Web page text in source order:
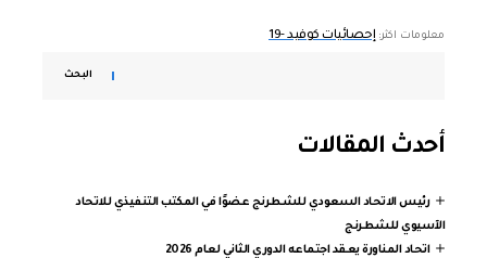
معلومات اكثر:إحصائيات كوفيد -19
البحث
أحدث المقالات
رئيس الاتحاد السعودي للشطرنج عضوًا في المكتب التنفيذي للاتحاد
الآسيوي للشطرنج
اتحاد المناورة يعقد اجتماعه الدوري الثاني لعام 2026